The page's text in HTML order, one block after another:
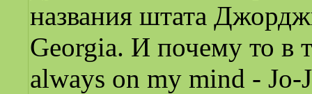
названия штата
Georgia. И почему то в
always on my mind -